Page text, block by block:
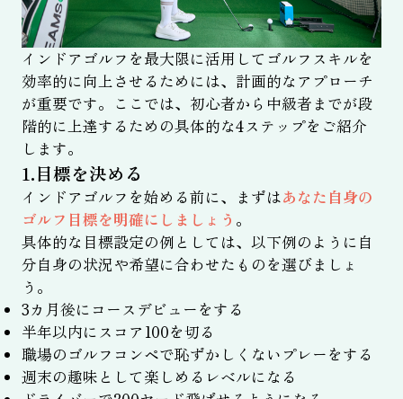
インドアゴルフを最大限に活用してゴルフスキルを
効率的に向上させるためには、計画的なアプローチ
が重要です。ここでは、初心者から中級者までが段
階的に上達するための具体的な4ステップをご紹介
します。
1.目標を決める
インドアゴルフを始める前に、まずはあなた自身の
ゴルフ目標を明確にしましょう 。
具体的な目標設定の例としては、以下例のように自
分自身の状況や希望に合わせたものを選びましょ
う。
3カ月後にコースデビューをする
半年以内にスコア100を切る
職場のゴルフコンペで恥ずかしくないプレーをする
週末の趣味として楽しめるレベルになる